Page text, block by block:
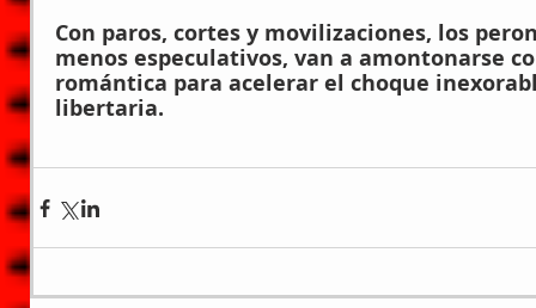
Con paros, cortes y movilizaciones, los
menos especulativos, van a amontonarse
romántica para acelerar el choque
libertaria.